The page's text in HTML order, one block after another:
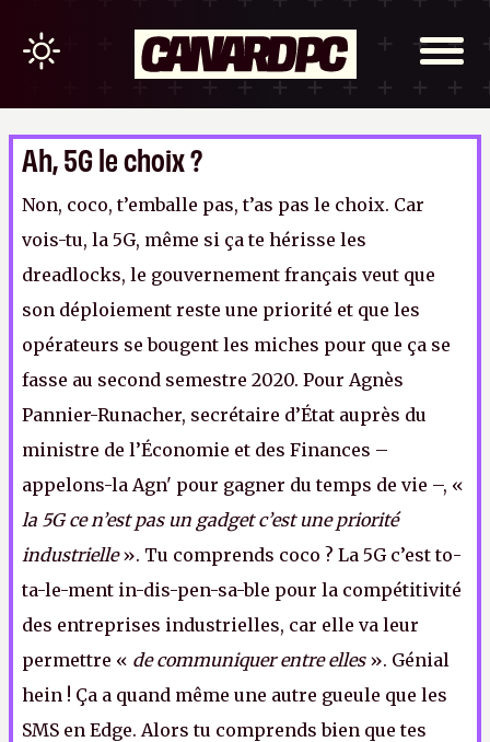
Ah, 5G le choix ?
Non, coco, t’emballe pas, t’as pas le choix. Car
vois-tu, la 5G, même si ça te hérisse les
dreadlocks, le gouvernement français veut que
son déploiement reste une priorité et que les
opérateurs se bougent les miches pour que ça se
fasse au second semestre 2020. Pour Agnès
Pannier-Runacher, secrétaire d’État auprès du
ministre de l’Économie et des Finances –
appelons-la Agn' pour gagner du temps de vie –, «
la 5G ce n’est pas un gadget c’est une priorité
industrielle». Tu comprends coco ? La 5G c’est to-
ta-le-ment in-dis-pen-sa-ble pour la compétitivité
des entreprises industrielles, car elle va leur
permettre « de communiquer entre elles». Génial
hein ! Ça a quand même une autre gueule que les
SMS en Edge. Alors tu comprends bien que tes